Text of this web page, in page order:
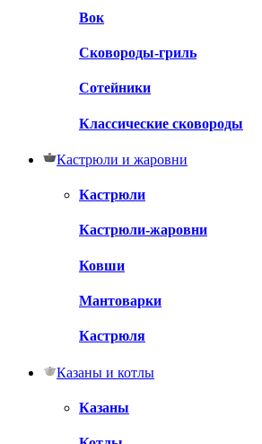
Вок
Сковороды-гриль
Сотейники
Классические сковороды
Кастрюли и жаровни
Кастрюли
Кастрюли-жаровни
Ковши
Мантоварки
Кастрюля
Казаны и котлы
Казаны